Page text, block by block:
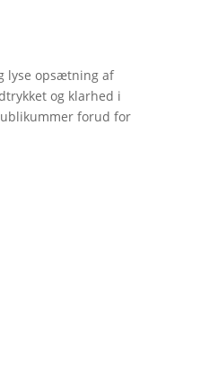
lyse opsætning af
og klarhed i
forud for